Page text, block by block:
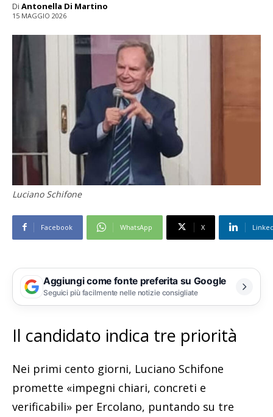
Di Antonella Di Martino
15 MAGGIO 2026
Luciano Schifone
Facebook WhatsApp X
Aggiungi come fonte preferita su Google
Seguici più facilmente nelle notizie consigliate
Il candidato indica tre priorità
Nei primi cento giorni, Luciano Schifone
promette «impegni chiari, concreti e
verificabili» per Ercolano, puntando su tre